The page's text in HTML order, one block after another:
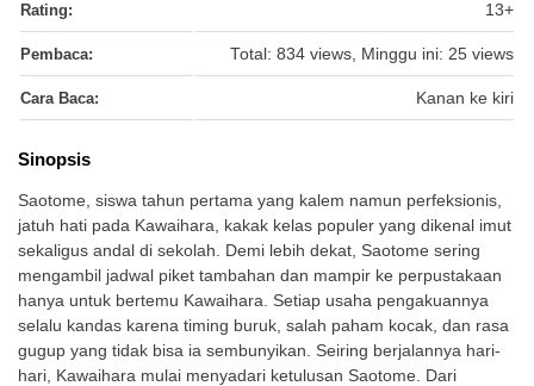
Rating: 13+
Pembaca: Total: 834 views, Minggu ini: 25 views
Cara Baca: Kanan ke kiri
Sinopsis
Saotome, siswa tahun pertama yang kalem namun perfeksionis,
jatuh hati pada Kawaihara, kakak kelas populer yang dikenal imut
sekaligus andal di sekolah. Demi lebih dekat, Saotome sering
mengambil jadwal piket tambahan dan mampir ke perpustakaan
hanya untuk bertemu Kawaihara. Setiap usaha pengakuannya
selalu kandas karena timing buruk, salah paham kocak, dan rasa
gugup yang tidak bisa ia sembunyikan. Seiring berjalannya hari-
hari, Kawaihara mulai menyadari ketulusan Saotome. Dari